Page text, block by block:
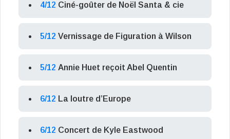
4/12 Ciné-goûter de Noël Santa & cie
5/12 Vernissage de Figuration à Wilson
5/12 Annie Huet reçoit Abel Quentin
6/12 La loutre d’Europe
6/12 Concert de Kyle Eastwood